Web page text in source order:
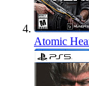
Atomic